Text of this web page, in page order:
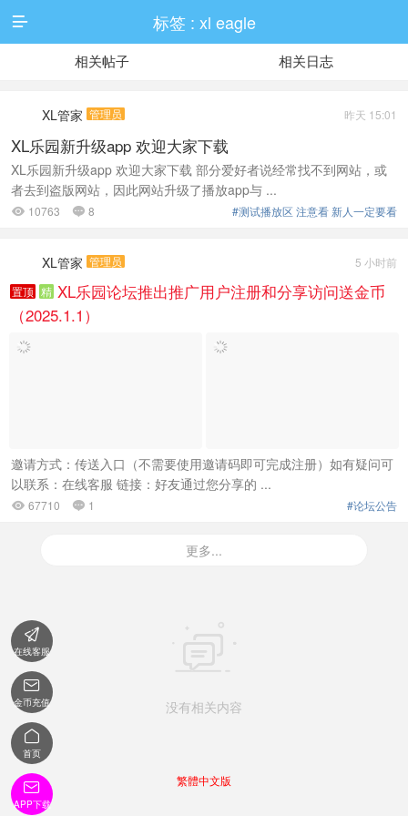
 标签 : xl eagle
相关帖子 相关日志
昨天 15:01
XL管家 管理员
XL乐园新升级app 欢迎大家下载
XL乐园新升级app 欢迎大家下载 部分爱好者说经常找不到网站，或
者去到盗版网站，因此网站升级了播放app与 ...
#测试播放区 注意看 新人一定要看
 10763  8
5 小时前
XL管家 管理员
置顶 精 XL乐园论坛推出推广用户注册和分享访问送金币
（2025.1.1）
邀请方式：传送入口（不需要使用邀请码即可完成注册）如有疑问可
以联系：在线客服 链接：好友通过您分享的 ...
#论坛公告
 67710  1
更多...
没有相关内容
繁體中文版

在线客服

金币充值

首页

APP下载